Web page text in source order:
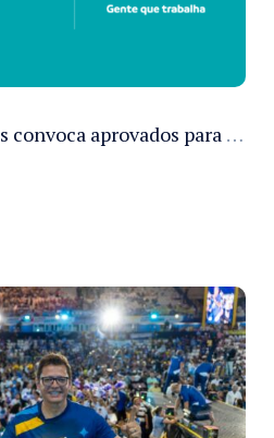
Prefeitura de Manaus convoca aprovados para Campanha de Vacinação Antirrábica Animal e fixa prazo para pré-admissão